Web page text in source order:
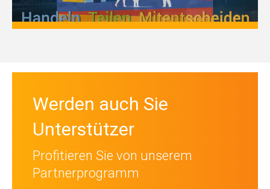
Werden auch Sie
Unterstützer
Profitieren Sie von unserem
Partnerprogramm